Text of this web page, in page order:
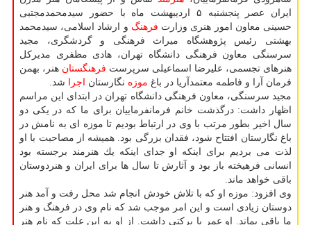
ایران عصر پنجشنبه ۵ اردیبهشت ماه با حضور سیدمحمدمجتبی
حسینی معاون امور هنری وزارت فرهنگ و ارشاد اسلامی، سیدمحمد
بهشتی رئیس پژوهشگاه میراث فرهنگی و گردشگری، مجید
سرسنگی معاون فرهنگی دانشگاه تهران، هادی مظفری مدیركل
هنرهای تجسمی، علیرضا اسماعیلی سرپرست فرهنگستان هنر، بهمن
فرمان آرا و فاطمه معتمدآریا در باغ موزه نگارستان اجرا
شد.
مجید سرسنگی، معاون فرهنگی دانشگاه تهران در ابتدای این مراسم
اظهار داشت: درگذشت خانم فرمانفرماییان برای ما كه در یكی دو
سال اخیر بطور مرتب با وی در ارتباط بودیم تا موزه ای به نامش در
باغ نگارستان افتتاح شود، فقدان بزرگی بود. همیشه از مصاحبت با او
لذت می بردیم برای اینكه او جدای اینكه یك هنرمند برجسته بود
انسانی فرهیخته باز بود و آثارش تا سال ها برای ایران و هنردوستان
باقی خواهد ماند.
وی افزود: موزه او كه با تلاش خودش انجام شد محل رفت و آمد هنر
دوستان زیادی است و این امر موجب شد كه نام وی در فرهنگ و هنر
ما باقی بماند. او عمر با بركتی داشت. از او به این علت كه نام هنر